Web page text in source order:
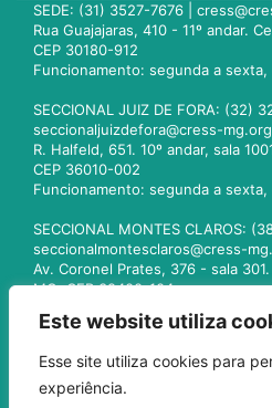
Este website utiliza
Esse site utiliza cookies para
experiência.
SEDE: (31) 3527-7676 |
Rua Guajajaras, 410 - 11º andar.
CEP 30180-912
Funcionamento: segunda a sexta,
SECCIONAL JUIZ DE FORA: (32)
seccionaljuizdefora@cress-
R. Halfeld, 651. 10º andar, sala
CEP 36010-002
Funcionamento: segunda a sexta,
SECCIONAL MONTES CLAROS:
seccionalmontesclaros@cress-
Av. Coronel Prates, 376 - sala
MG. CEP 39400-104
seccionaluberlandia@cress-
Av. Afonso Pena, 547 - sala 101.